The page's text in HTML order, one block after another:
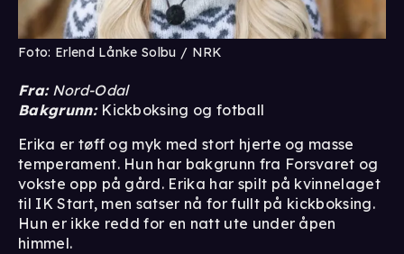
Foto: Erlend Lånke Solbu / NRK
Fra:Nord-Odal
Bakgrunn: Kickboksing og fotball
Erika er tøff og myk med stort hjerte og masse
temperament. Hun har bakgrunn fra Forsvaret og
vokste opp på gård. Erika har spilt på kvinnelaget
til IK Start, men satser nå for fullt på kickboksing.
Hun er ikke redd for en natt ute under åpen
himmel.